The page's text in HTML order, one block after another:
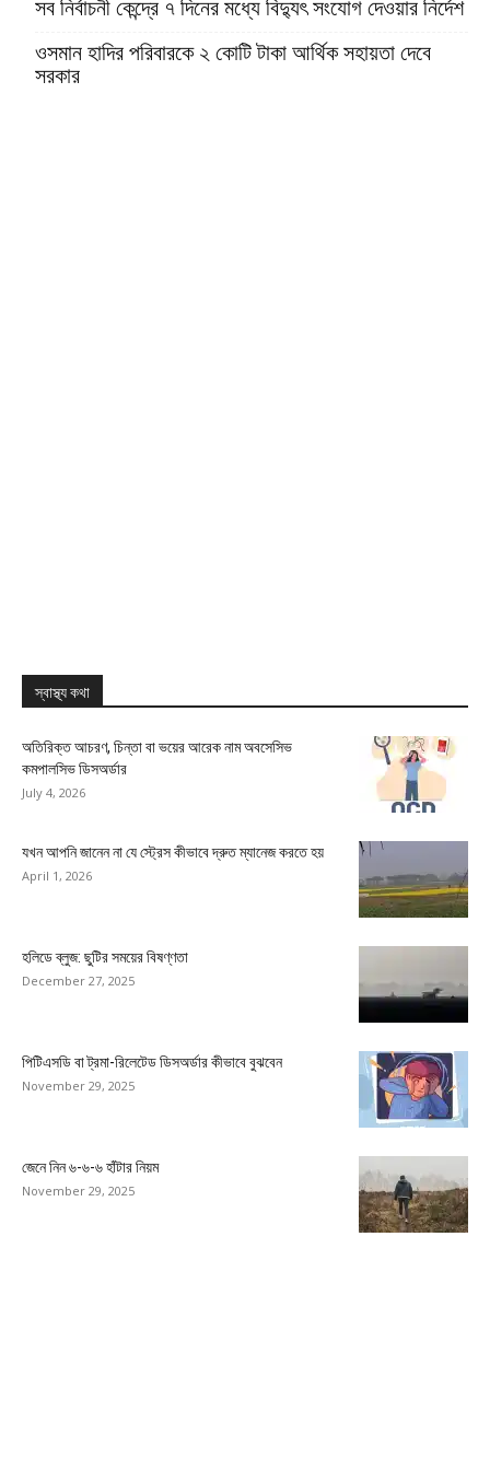
সব নির্বাচনী কেন্দ্রে ৭ দিনের মধ্যে বিদ্যুৎ সংযোগ দেওয়ার নির্দেশ
ওসমান হাদির পরিবারকে ২ কোটি টাকা আর্থিক সহায়তা দেবে
সরকার
স্বাস্থ্য কথা
অতিরিক্ত আচরণ, চিন্তা বা ভয়ের আরেক নাম অবসেসিভ
কমপালসিভ ডিসঅর্ডার
July 4, 2026
যখন আপনি জানেন না যে স্ট্রেস কীভাবে দ্রুত ম্যানেজ করতে হয়
April 1, 2026
হলিডে ব্লুজ: ছুটির সময়ের বিষণ্ণতা
December 27, 2025
পিটিএসডি বা ট্রমা-রিলেটেড ডিসঅর্ডার কীভাবে বুঝবেন
November 29, 2025
জেনে নিন ৬-৬-৬ হাঁটার নিয়ম
November 29, 2025